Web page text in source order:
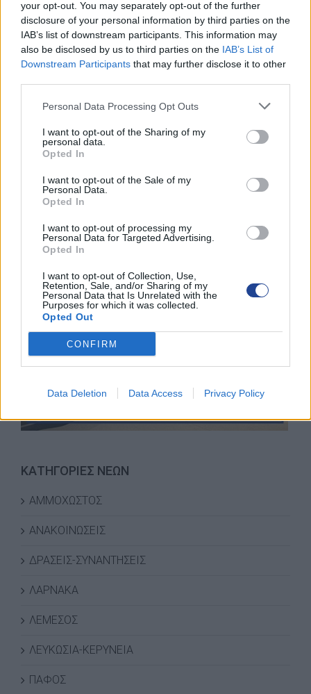
your opt-out. You may separately opt-out of the further
disclosure of your personal information by third parties on the
IAB’s list of downstream participants. This information may
also be disclosed by us to third parties on the IAB’s List of
Downstream Participants that may further disclose it to other
Personal Data Processing Opt Outs
I want to opt-out of the Sharing of my
personal data.
Opted In
I want to opt-out of the Sale of my
Personal Data.
Opted In
I want to opt-out of processing my
Personal Data for Targeted Advertising.
Opted In
I want to opt-out of Collection, Use,
Retention, Sale, and/or Sharing of my
Personal Data that Is Unrelated with the
Purposes for which it was collected.
Opted Out
CONFIRM
Data Deletion Data Access Privacy Policy
ΟΙ ΕΚΔΗΛΩΣΕΙΣ ΜΑΣ
ΚΑΤΗΓΟΡΙΕΣ ΝΕΩΝ
ΑΜΜΟΧΩΣΤΟΣ
ΑΝΑΚΟΙΝΩΣΕΙΣ
ΔΡΑΣΕΙΣ-ΣΥΝΑΝΤΗΣΕΙΣ
ΛΑΡΝΑΚΑ
ΛΕΜΕΣΟΣ
ΛΕΥΚΩΣΙΑ-ΚΕΡΥΝΕΙΑ
ΠΑΦΟΣ